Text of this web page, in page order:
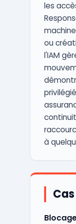
les
ou
l'IAM
à